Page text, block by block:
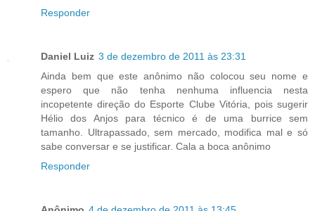
Responder
Daniel Luiz 3 de dezembro de 2011 às 23:31
Ainda bem que este anônimo não colocou seu nome e
espero que não tenha nenhuma influencia nesta
incopetente direção do Esporte Clube Vitória, pois sugerir
Hélio dos Anjos para técnico é de uma burrice sem
tamanho. Ultrapassado, sem mercado, modifica mal e só
sabe conversar e se justificar. Cala a boca anônimo
Responder